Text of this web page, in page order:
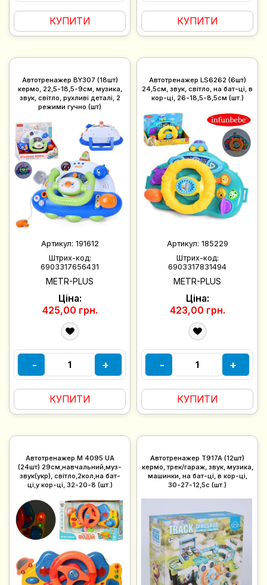
КУПИТИ КУПИТИ
Автотренажер BY307 (18шт)
кермо, 22,5-18,5-9см, музика,
звук, світло, рухливі деталі, 2
режими гучно (шт)
Артикул: 191612
Штрих-код:
6903317656431
METR-PLUS
Ціна:
425,00 грн.
- +
КУПИТИ
Автотренажер LS6262 (6шт)
24,5см, звук, світло, на бат-ці, в
кор-ці, 26-18,5-8,5см (шт.)
Артикул: 185229
Штрих-код:
6903317831494
METR-PLUS
Ціна:
423,00 грн.
- +
КУПИТИ
Автотренажер M 4095 UA
(24шт) 29см,навчальний,муз-
звук(укр), світло,2кол,на бат-
ці,у кор-ці, 32-20-8 (шт.)
Автотренажер T917A (12шт)
кермо, трек/гараж, звук, музика,
машинки, на бат-ці, в кор-ці,
30-27-12,5с (шт.)